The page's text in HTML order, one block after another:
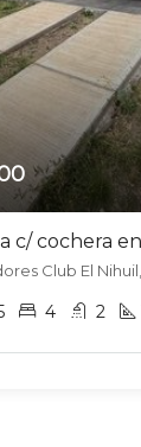
c/ cochera
Club El
4 2